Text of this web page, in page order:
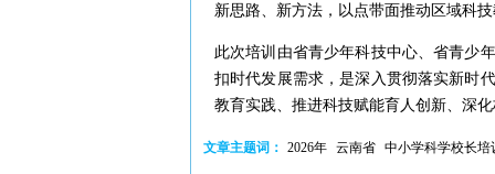
新思路、新方法，以点带面推动区域科
此次培训由省青少年科技中心、省青少
扣时代发展需求，是深入贯彻落实新时
教育实践、推进科技赋能育人创新、深
文章主题词： 2026年 云南省 中小学科学校长培